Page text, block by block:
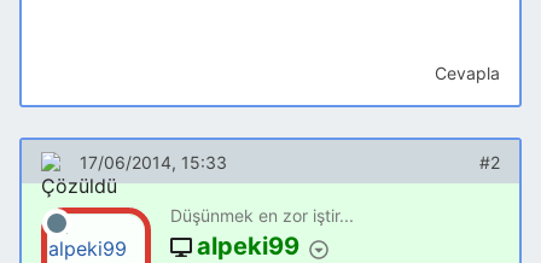
Cevapla
17/06/2014, 15:33 #2
Düşünmek en zor iştir...
alpeki99